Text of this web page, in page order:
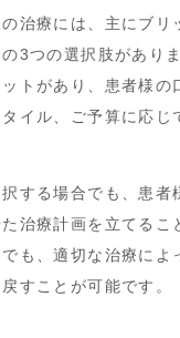
治療には、主にブリ
3つの選択肢があり
トがあり、患者様の
イル、ご予算に応じ
する場合でも、患者
治療計画を立てるこ
も、適切な治療によ
すことが可能です。